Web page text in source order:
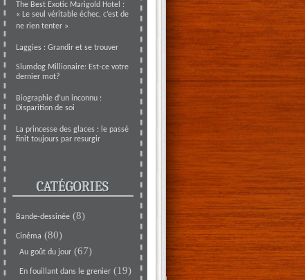
The Best Exotic Marigold Hotel :
« Le seul véritable échec, c’est de
ne rien tenter »
Laggies : Grandir et se trouver
Slumdog Millionaire: Est-ce votre
dernier mot?
Biographie d’un inconnu :
Disparition de soi
La princesse des glaces : le passé
finit toujours par resurgir
CATÉGORIES
Bande-dessinée(8)
Cinéma (80)
Au goût du jour(67)
En fouillant dans le grenier(19)